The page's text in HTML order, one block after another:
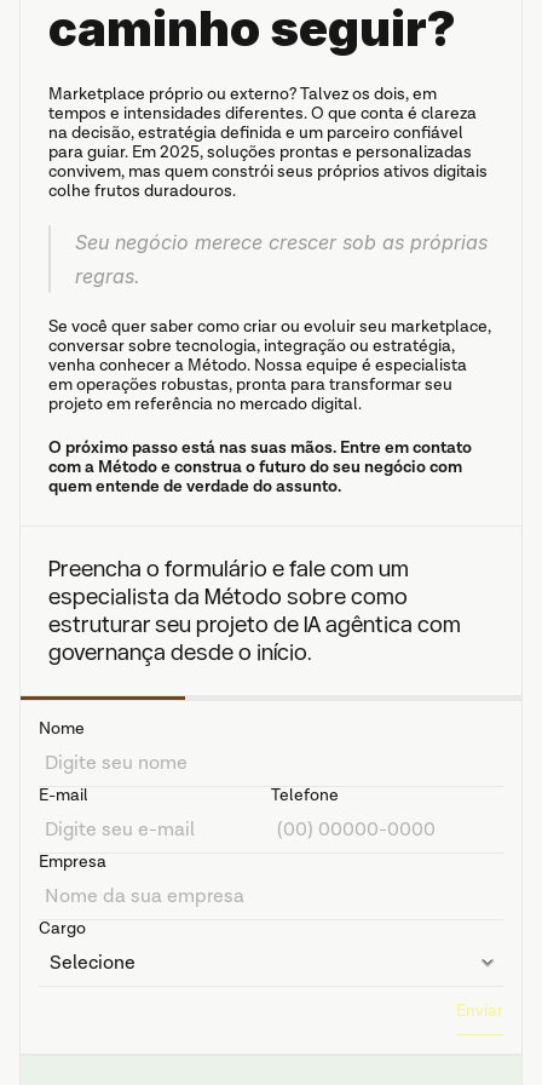
caminho seguir?
Marketplace próprio ou externo? Talvez os dois, em
tempos e intensidades diferentes. O que conta é clareza
na decisão, estratégia definida e um parceiro confiável
para guiar. Em 2025, soluções prontas e personalizadas
convivem, mas quem constrói seus próprios ativos digitais
colhe frutos duradouros.
Seu negócio merece crescer sob as próprias
regras.
Se você quer saber como criar ou evoluir seu marketplace,
conversar sobre tecnologia, integração ou estratégia,
venha conhecer a Método. Nossa equipe é especialista
em operações robustas, pronta para transformar seu
projeto em referência no mercado digital.
O próximo passo está nas suas mãos. Entre em contato
com a Método e construa o futuro do seu negócio com
quem entende de verdade do assunto.
Preencha o formulário e fale com um
especialista da Método sobre como
estruturar seu projeto de IA agêntica com
governança desde o início.
Nome
E-mail Telefone
Empresa
Cargo
Enviar